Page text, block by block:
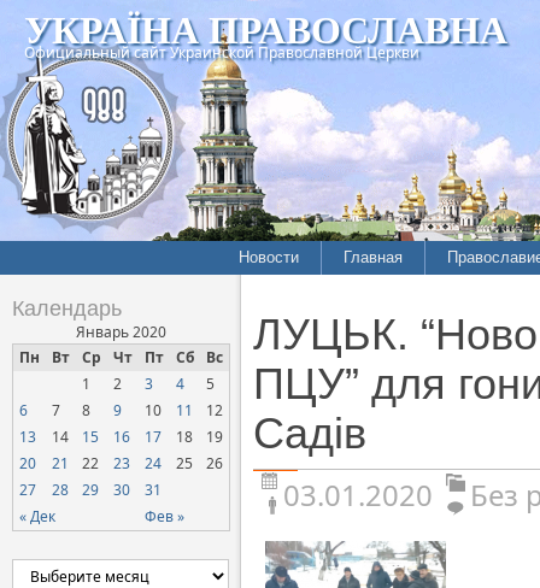
УКРАЇНА ПРАВОСЛАВНА
Официальный сайт Украинской Православной Церкви
Новости Главная
Календарь
Январь 2020
Пн
Вт Ср Чт Пт Сб Вс
« Дек Фев »
1 2 3 4
5
6
7 8 9 10 11
12
13
14 15 16 17 18
19
20
21 22 23 24 25
26
27
28 29 30 31
ЛУЦЬК.
ПЦУ” для
Садів
03.01.2020 Без